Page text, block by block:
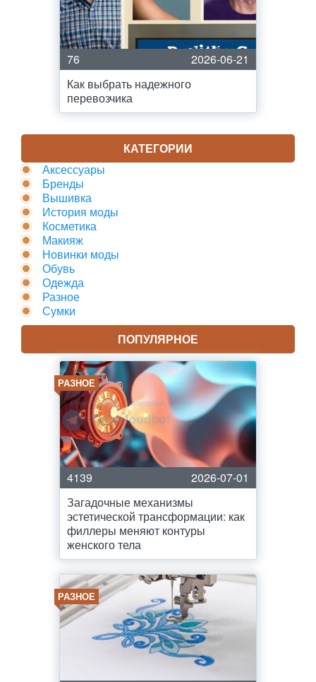
76
2026-06-21
Как выбрать надежного
перевозчика
КАТЕГОРИИ
Аксессуары
Бренды
Вышивка
История моды
Косметика
Макияж
Новинки моды
Обувь
Одежда
Разное
Сумки
ПОПУЛЯРНОЕ
РАЗНОЕ
4139
2026-07-01
Загадочные механизмы
эстетической трансформации: как
филлеры меняют контуры
женского тела
РАЗНОЕ